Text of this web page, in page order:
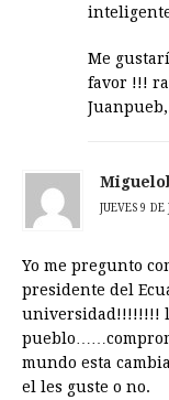
inteligente
Me
favor !!!
JUEVES 9
Yo me pregunto
presidente del
universidad!!!!!!!!
mundo esta
el les guste o no.